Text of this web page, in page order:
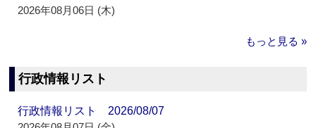
2026年08月06日 (木)
もっと見る »
行政情報リスト
行政情報リスト 2026/08/07